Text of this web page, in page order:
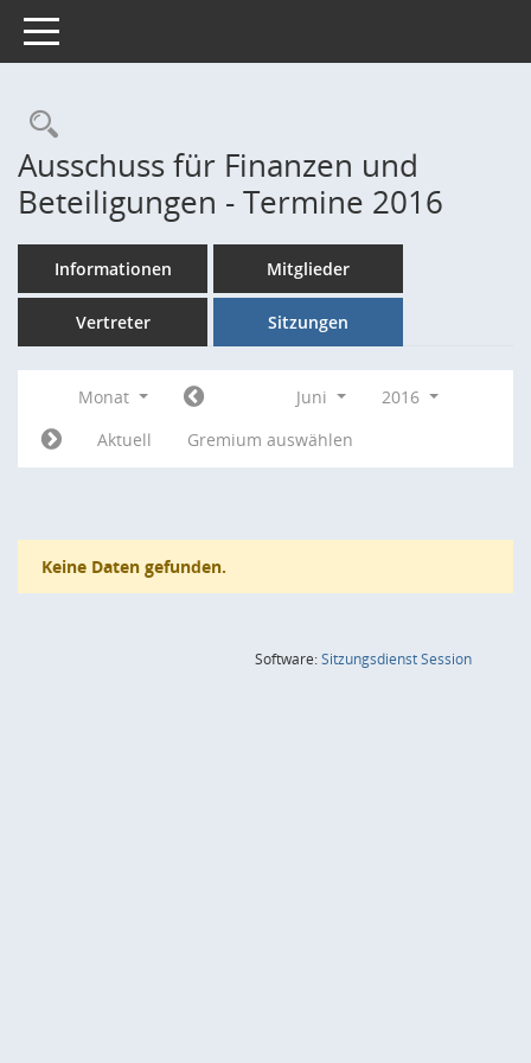
Toggle navigation
Rechercheauswahl
Ausschuss für Finanzen und
Beteiligungen - Termine 2016
Informationen Mitglieder
Vertreter Sitzungen
Monat Juni
2016
Aktuell
Gremium auswählen
Keine Daten gefunden.
Software:SitzungsdienstSession(Wird in